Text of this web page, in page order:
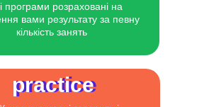
practice
practice
програми розраховані на
вами результату за певну
кількість занять